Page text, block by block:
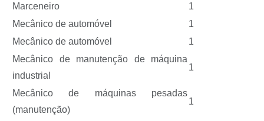
Marceneiro
1
Mecânico de automóvel
1
Mecânico de automóvel
1
Mecânico de manutenção de máquina
industrial
1
Mecânico de máquinas pesadas
(manutenção)
1